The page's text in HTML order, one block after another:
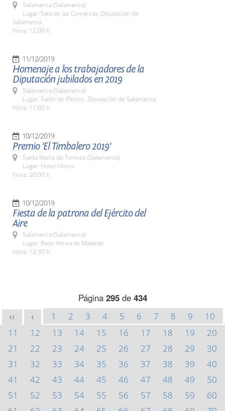
Salamanca (Salamanca)
Lugar: Sala de las Comarcas. Diputación de
Salamanca
Hora: 12:00 h.
11/12/2019
Homenaje a los trabajadores de la
Diputación jubilados en 2019
Salamanca (Salamanca)
Lugar: Salón de Plenos. Diputación de Salamanca
Hora: 11:00 h.
10/12/2019
Premio 'El Timbalero 2019'
Santa Marta de Tormes (Salamanca)
Lugar: Hotel Horus
Hora: 20:00 h.
10/12/2019
Fiesta de la patrona del Ejército del
Aire
Salamanca (Salamanca)
Lugar: Base Aérea de Matacán
Hora: 12:30 h.
Página 295de 434
<< < 1 2 3 4 5 6 7 8 9
10
11
12 13 14 15 16 17 18 19
20
21
22 23 24 25 26 27 28 29
30
31
32 33 34 35 36 37 38 39
40
41
42 43 44 45 46 47 48 49
50
51
52 53 54 55 56 57 58 59
60